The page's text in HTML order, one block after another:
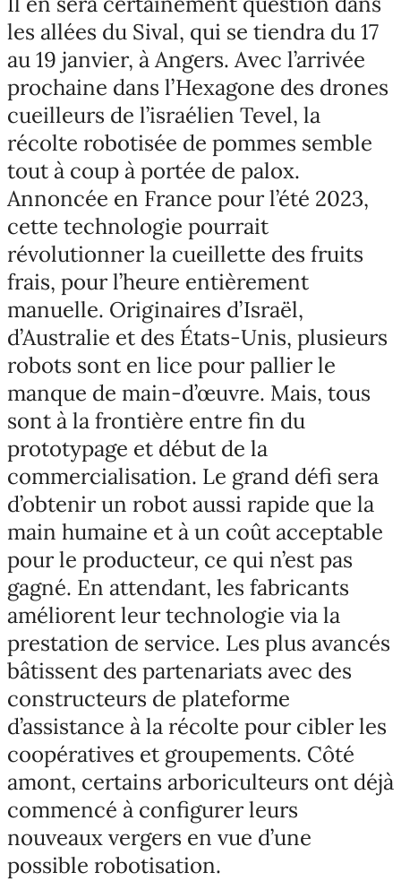
les allées du Sival, qui se tiendra du 17
au 19 janvier, à Angers. Avec l’arrivée
prochaine dans l’Hexagone des drones
cueilleurs de l’israélien Tevel, la
récolte robotisée de pommes semble
tout à coup à portée de palox.
Annoncée en France pour l’été 2023,
cette technologie pourrait
révolutionner la cueillette des fruits
frais, pour l’heure entièrement
manuelle. Originaires d’Israël,
d’Australie et des États-Unis, plusieurs
robots sont en lice pour pallier le
manque de main-d’œuvre. Mais, tous
sont à la frontière entre fin du
prototypage et début de la
commercialisation. Le grand défi sera
d’obtenir un robot aussi rapide que la
main humaine et à un coût acceptable
pour le producteur, ce qui n’est pas
gagné. En attendant, les fabricants
améliorent leur technologie via la
prestation de service. Les plus avancés
bâtissent des partenariats avec des
constructeurs de plateforme
d’assistance à la récolte pour cibler les
coopératives et groupements. Côté
amont, certains arboriculteurs ont déjà
commencé à configurer leurs
nouveaux vergers en vue d’une
possible robotisation.